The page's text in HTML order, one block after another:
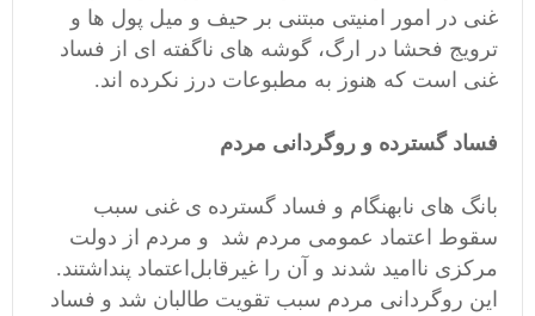
غنی در امور امنیتی مبتنی بر حیف و میل پول ها و
ترویج فحشا در ارگ، گوشه های ناگفته ای از فساد
غنی است که هنوز به مطبوعات درز نکرده اند.
فساد گسترده و روگردانی مردم
بانگ های نابهنگام و فساد گسترده ی غنی سبب
سقوط اعتماد عمومی مردم شد و مردم از دولت
مرکزی ناامید شدند و آن را غیرقابل‌اعتماد پنداشتند.
این روگردانی مردم سبب تقویت طالبان شد و فساد